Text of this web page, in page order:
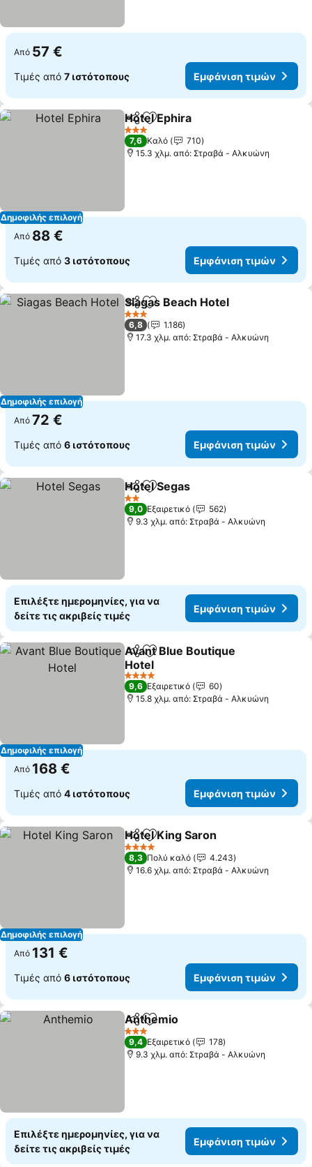
Από 57 €
Τιμές από 7 ιστότοπους Εμφάνιση τιμών
Δημοφιλής επιλογή
Κοινοποίηση
Προσθήκη στα αγαπημένα
Hotel Ephira
3 Αστέρια
7,6 Καλό
710
15.3 χλμ. από: Στραβά - Αλκυώνη
Από 88 €
Τιμές από 3 ιστότοπους Εμφάνιση τιμών
Δημοφιλής επιλογή
Κοινοποίηση
Προσθήκη στα αγαπημένα
Siagas Beach Hotel
3 Αστέρια
6,8
1.186
17.3 χλμ. από: Στραβά - Αλκυώνη
Από 72 €
Τιμές από 6 ιστότοπους Εμφάνιση τιμών
Κοινοποίηση
Προσθήκη στα αγαπημένα
Hotel Segas
2 Αστέρια
9,0 Εξαιρετικό
562
9.3 χλμ. από: Στραβά - Αλκυώνη
Επιλέξτε ημερομηνίες, για να
δείτε τις ακριβείς τιμές
Εμφάνιση τιμών
Δημοφιλής επιλογή
Κοινοποίηση
Προσθήκη στα αγαπημένα
Avant Blue Boutique
Hotel
4 Αστέρια
9,6 Εξαιρετικό
60
15.8 χλμ. από: Στραβά - Αλκυώνη
Από 168 €
Τιμές από 4 ιστότοπους Εμφάνιση τιμών
Δημοφιλής επιλογή
Κοινοποίηση
Προσθήκη στα αγαπημένα
Hotel King Saron
4 Αστέρια
8,3 Πολύ καλό
4.243
16.6 χλμ. από: Στραβά - Αλκυώνη
Από 131 €
Τιμές από 6 ιστότοπους Εμφάνιση τιμών
Κοινοποίηση
Προσθήκη στα αγαπημένα
Anthemio
3 Αστέρια
9,4 Εξαιρετικό
178
9.3 χλμ. από: Στραβά - Αλκυώνη
Επιλέξτε ημερομηνίες, για να
δείτε τις ακριβείς τιμές
Εμφάνιση τιμών